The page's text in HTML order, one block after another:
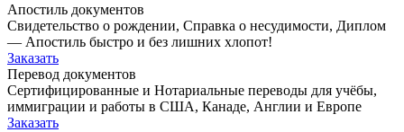
Апостиль документов
Свидетельство о рождении, Справка о несудимости, Диплом
— Апостиль быстро и без лишних хлопот!
Заказать
Перевод документов
Сертифицированные и Нотариальные переводы для учёбы,
иммиграции и работы в США, Канаде, Англии и Европе
Заказать